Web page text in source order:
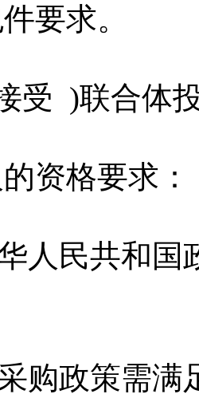
要求。
受 )联合体
资格要求：
人民共和
购政策需满